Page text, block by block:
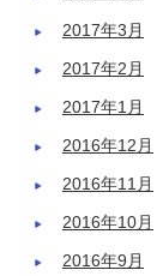
2017年3月
2017年2月
2017年1月
2016年12月
2016年11月
2016年10月
2016年9月